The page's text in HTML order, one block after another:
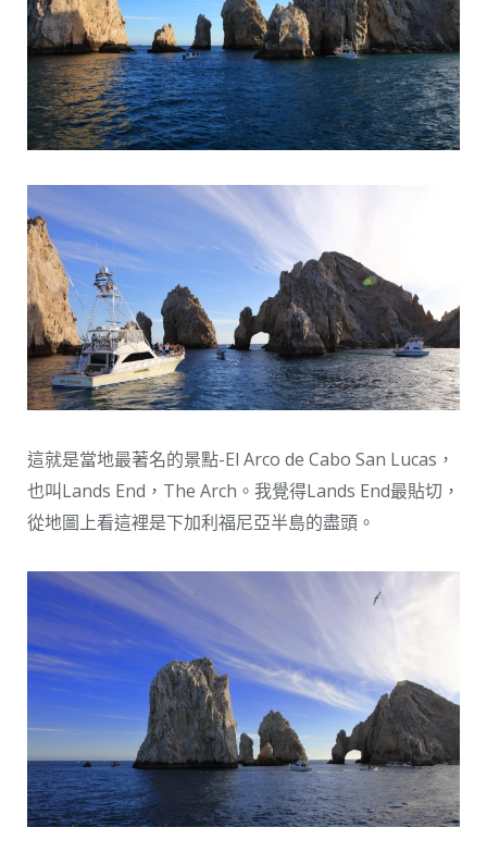
這就是當地最著名的景點-El Arco de Cabo San Lucas，
也叫Lands End，The Arch。我覺得Lands End最貼切，
從地圖上看這裡是下加利福尼亞半島的盡頭。